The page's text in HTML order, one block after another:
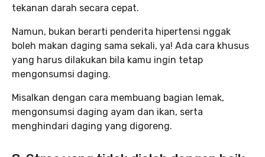
tekanan darah secara cepat.
Namun, bukan berarti penderita hipertensi nggak
boleh makan daging sama sekali, ya! Ada cara khusus
yang harus dilakukan bila kamu ingin tetap
mengonsumsi daging.
Misalkan dengan cara membuang bagian lemak,
mengonsumsi daging ayam dan ikan, serta
menghindari daging yang digoreng.